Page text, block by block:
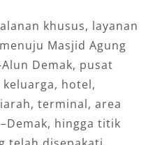
khusus, layanan
Masjid Agung
Demak, pusat
hotel,
terminal, area
hingga titik